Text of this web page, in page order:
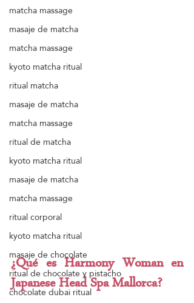
matcha massage
masaje de matcha
matcha massage
kyoto matcha ritual
ritual matcha
masaje de matcha
matcha massage
ritual de matcha
kyoto matcha ritual
masaje de matcha
matcha massage
ritual corporal
kyoto matcha ritual
masaje de chocolate
ritual de chocolate y pistacho
chocolate dubai ritual
¿Qué es Harmony Woman en
Japanese Head Spa Mallorca?